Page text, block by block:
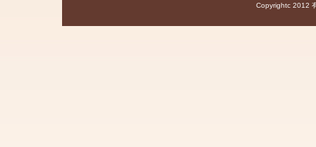
Copyrightc 2012 有